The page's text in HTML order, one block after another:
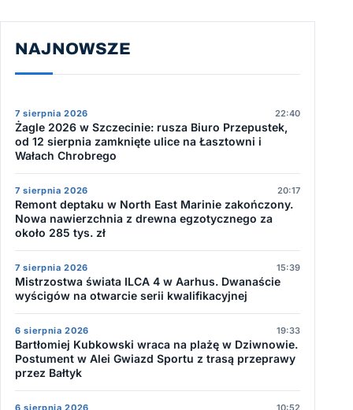
NAJNOWSZE
7 sierpnia 2026 22:40
Żagle 2026 w Szczecinie: rusza Biuro Przepustek,
od 12 sierpnia zamknięte ulice na Łasztowni i
Wałach Chrobrego
7 sierpnia 2026 20:17
Remont deptaku w North East Marinie zakończony.
Nowa nawierzchnia z drewna egzotycznego za
około 285 tys. zł
7 sierpnia 2026 15:39
Mistrzostwa świata ILCA 4 w Aarhus. Dwanaście
wyścigów na otwarcie serii kwalifikacyjnej
6 sierpnia 2026 19:33
Bartłomiej Kubkowski wraca na plażę w Dziwnowie.
Postument w Alei Gwiazd Sportu z trasą przeprawy
przez Bałtyk
6 sierpnia 2026 10:52